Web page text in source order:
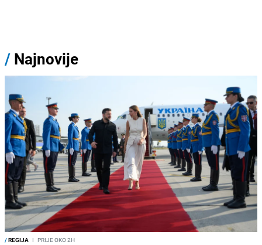
/ Najnovije
/REGIJA I PRIJE OKO 2H